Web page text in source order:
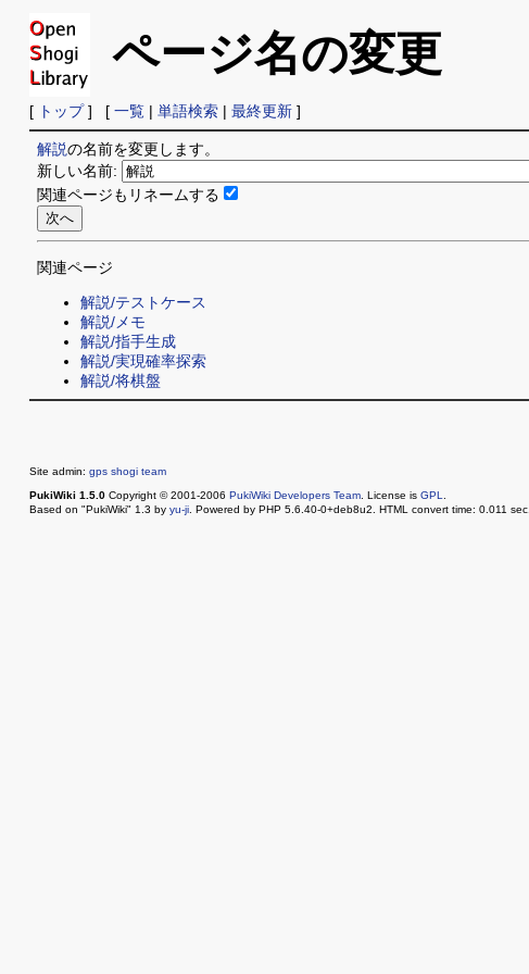
ページ名の変更
[ トップ] [ 一覧| 単語検索| 最終更新]
解説の名前を変更します。
新しい名前:
関連ページもリネームする
関連ページ
解説/テストケース
解説/メモ
解説/指手生成
解説/実現確率探索
解説/将棋盤
Site admin: gps shogi team
PukiWiki 1.5.0Copyright © 2001-2006 PukiWiki Developers Team. License is GPL
Based on "PukiWiki" 1.3 by yu-ji. Powered by PHP 5.6.40-0+deb8u2. HTML convert time: 0.011 sec.